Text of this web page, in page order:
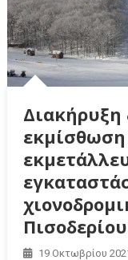
Διακήρυξη
19 Οκτωβρίου